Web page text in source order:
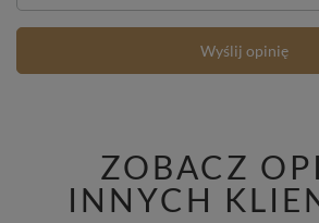
Wyślij opinię
ZOBACZ
INNYCH